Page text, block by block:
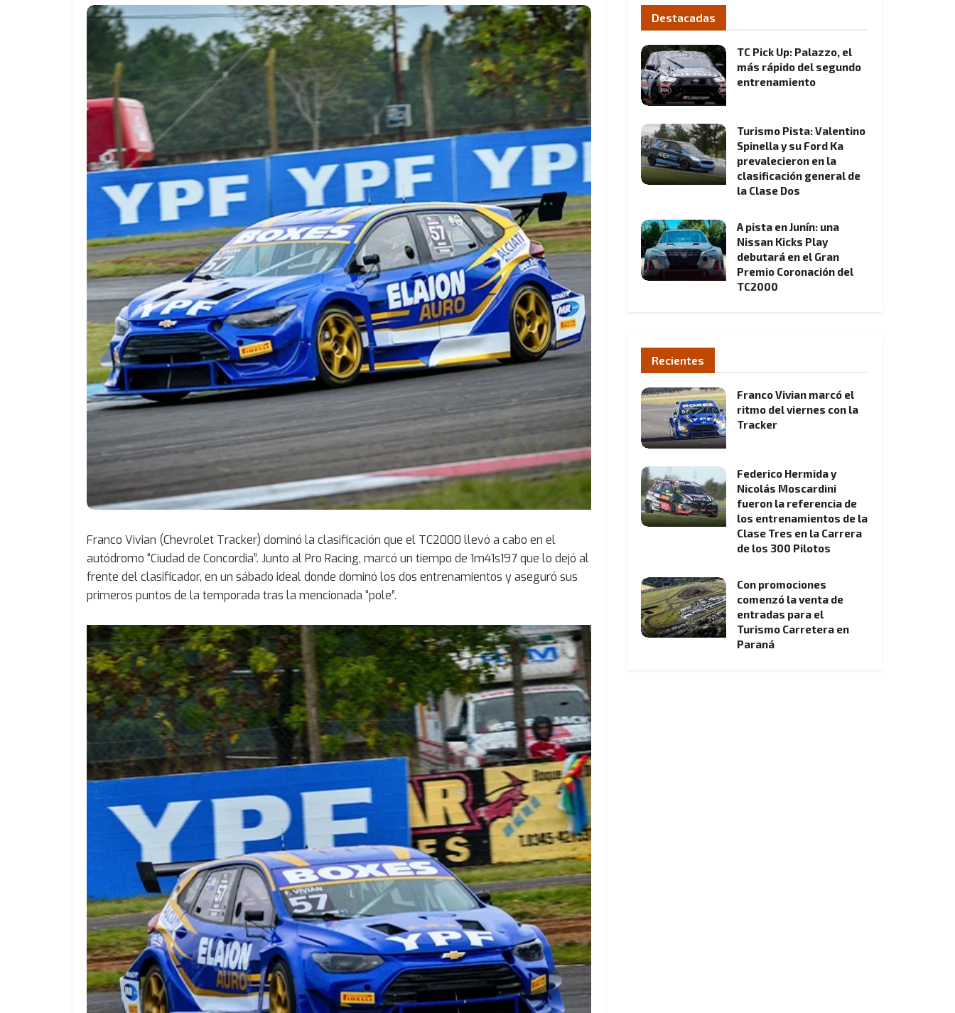
Franco Vivian (Chevrolet Tracker) dominó la clasificación que el TC2000 llevó a cabo en el
autódromo “Ciudad de Concordia”. Junto al Pro Racing, marcó un tiempo de 1m41s197 que lo dejó al
frente del clasificador, en un sábado ideal donde dominó los dos entrenamientos y aseguró sus
primeros puntos de la temporada tras la mencionada “pole”.
Destacadas
TC Pick Up: Palazzo, el
más rápido del segundo
entrenamiento
Turismo Pista: Valentino
Spinella y su Ford Ka
prevalecieron en la
clasificación general de
la Clase Dos
A pista en Junín: una
Nissan Kicks Play
debutará en el Gran
Premio Coronación del
TC2000
Recientes
Franco Vivian marcó el
ritmo del viernes con la
Tracker
Federico Hermida y
Nicolás Moscardini
fueron la referencia de
los entrenamientos de la
Clase Tres en la Carrera
de los 300 Pilotos
Con promociones
comenzó la venta de
entradas para el
Turismo Carretera en
Paraná